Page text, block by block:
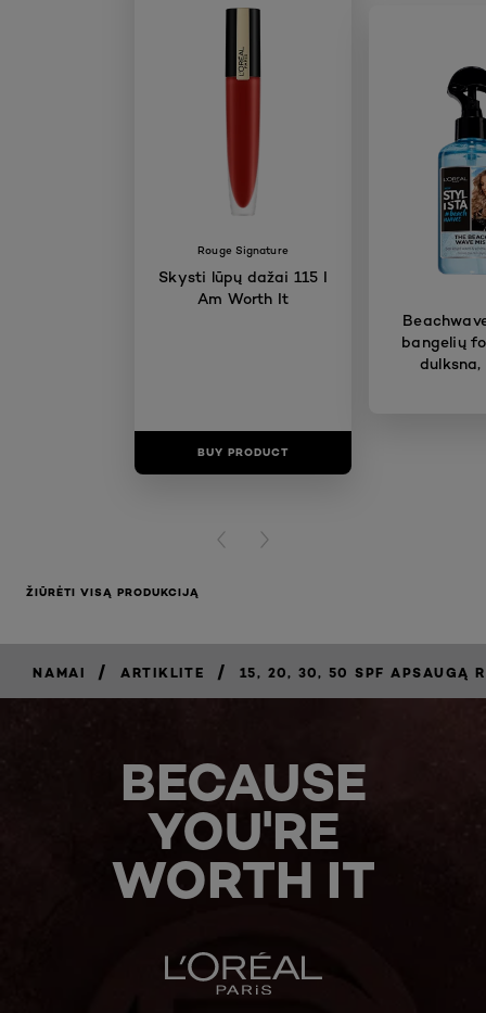
Rouge Signature
Skysti lūpų dažai 115 I
Am Worth It
BUY PRODUCT
bangelių
PREVIOUS CARD
NEXT CARD
ŽIŪRĖTI VISĄ PRODUKCIJĄ
NAMAI / ARTIKLITE / 15, 20, 30, 50 SPF APSAUGĄ
BECAUSE
YOU'RE
WORTH IT